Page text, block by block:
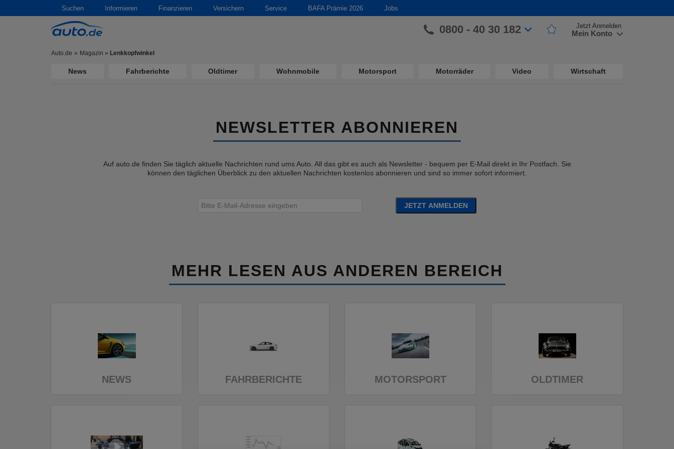
Suchen Informieren Finanzieren Versichern Service BAFA Prämie 2026 Jobs
0800 - 40 30 182 Jetzt Anmelden
Mein Konto
Auto.de Magazin » Lenkkopfwinkel
News Fahrberichte Oldtimer Wohnmobile Motorsport Motorräder Video Wirtschaft
NEWSLETTER ABONNIEREN
Auf auto.de finden Sie täglich aktuelle Nachrichten rund ums Auto. All das gibt es auch als Newsletter - bequem per E-Mail direkt in Ihr Postfach. Sie
können den täglichen Überblick zu den aktuellen Nachrichten kostenlos abonnieren und sind so immer sofort informiert.
JETZT ANMELDEN
MEHR LESEN AUS ANDEREN BEREICH
NEWS FAHRBERICHTE MOTORSPORT OLDTIMER